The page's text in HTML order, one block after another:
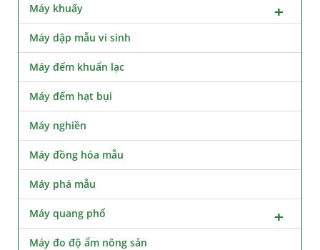
Máy khuấy
Máy dập mẫu vi sinh
Máy đếm khuẩn lạc
Máy đếm hạt bụi
Máy nghiền
Máy đồng hóa mẫu
Máy phá mẫu
Máy quang phổ
Máy đo độ ẩm nông sản